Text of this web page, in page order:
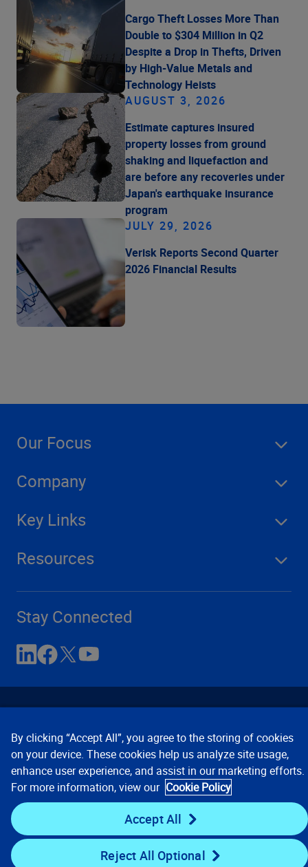
Cargo Theft Losses More Than
Double to $304 Million in Q2
Despite a Drop in Thefts, Driven
by High-Value Metals and
Technology Heists
AUGUST 3, 2026
Estimate captures insured
property losses from ground
shaking and liquefaction and
are before any recoveries under
Japan's earthquake insurance
program
JULY 29, 2026
Verisk Reports Second Quarter
2026 Financial Results
Our Focus
Company
Key Links
Resources
Stay Connected
Contact Us Privacy Notices
Conditions of Use
Cookie Preferences © 2008, 2026 Verisk Analytics,
Inc. All rights reserved.
By clicking “Accept All”, you agree to the storing of cookies
on your device. These cookies help us analyze site usage,
enhance user experience, and assist in our marketing efforts.
For more information, view our Cookie Policy
Accept All
Reject All Optional